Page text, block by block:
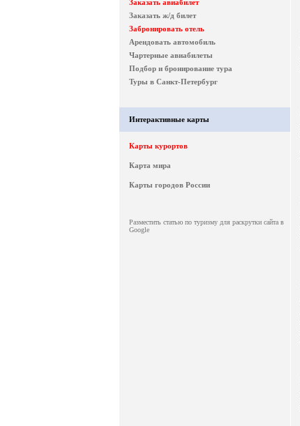
Заказать авиабилет
Заказать ж/д билет
Забронировать отель
Арендовать автомобиль
Чартерные авиабилеты
Подбор и бронирование тура
Туры в Санкт-Петербург
Интерактивные карты
Карты курортов
Карта мира
Карты городов России
Разместить статью по туризму для раскрутки сайта в
Google